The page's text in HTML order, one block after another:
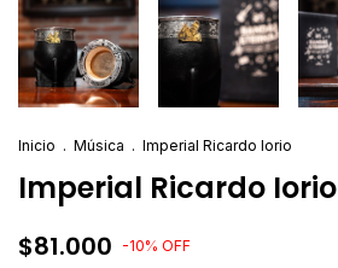
Inicio . Música . Imperial Ricardo Iorio
Imperial Ricardo Iorio
$81.000 -10% OFF